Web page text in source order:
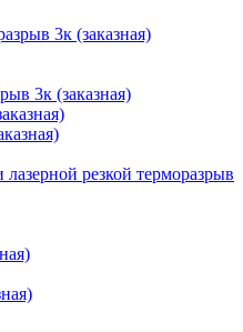
3к (заказная)
3к (заказная)
резкой терморазрыв